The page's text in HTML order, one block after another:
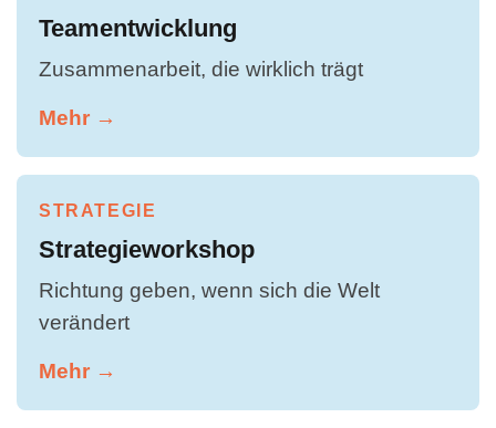
Teamentwicklung
Zusammenarbeit, die wirklich trägt
Mehr →
STRATEGIE
Strategieworkshop
Richtung geben, wenn sich die Welt
verändert
Mehr →